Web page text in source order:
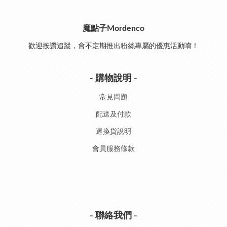
魔點子Mordenco
歡迎按讚追蹤，會不定期推出粉絲專屬的優惠活動唷！
- 購物說明 -
常見問題
配送及付款
退換貨說明
會員服務條款
- 聯絡我們 -